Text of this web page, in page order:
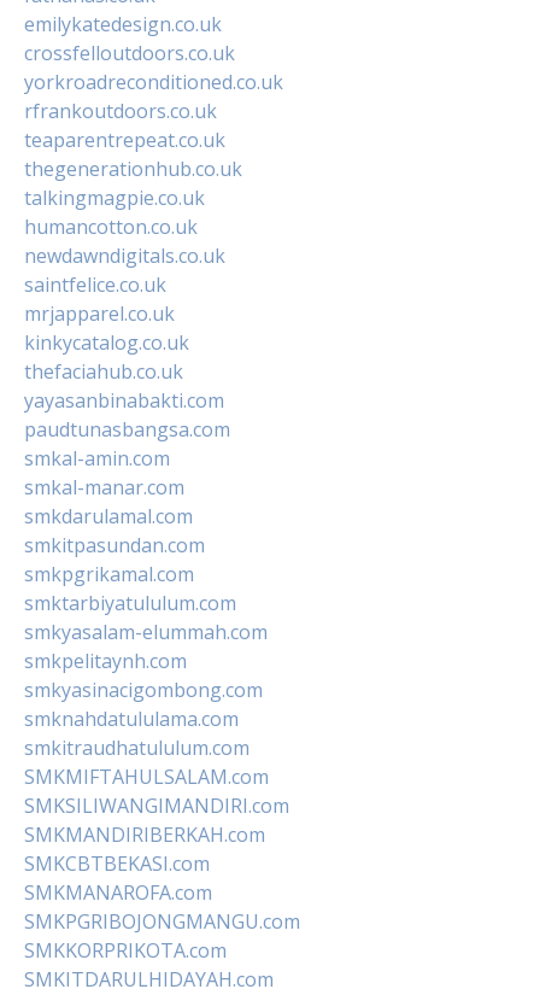
emilykatedesign.co.uk
crossfelloutdoors.co.uk
yorkroadreconditioned.co.uk
rfrankoutdoors.co.uk
teaparentrepeat.co.uk
thegenerationhub.co.uk
talkingmagpie.co.uk
humancotton.co.uk
newdawndigitals.co.uk
saintfelice.co.uk
mrjapparel.co.uk
kinkycatalog.co.uk
thefaciahub.co.uk
yayasanbinabakti.com
paudtunasbangsa.com
smkal-amin.com
smkal-manar.com
smkdarulamal.com
smkitpasundan.com
smkpgrikamal.com
smktarbiyatululum.com
smkyasalam-elummah.com
smkpelitaynh.com
smkyasinacigombong.com
smknahdatululama.com
smkitraudhatululum.com
SMKMIFTAHULSALAM.com
SMKSILIWANGIMANDIRI.com
SMKMANDIRIBERKAH.com
SMKCBTBEKASI.com
SMKMANAROFA.com
SMKPGRIBOJONGMANGU.com
SMKKORPRIKOTA.com
SMKITDARULHIDAYAH.com